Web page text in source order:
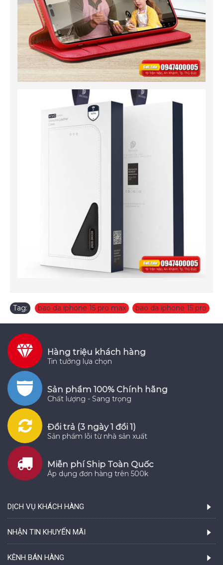
Tag: bao da iphone 15 pro max bao da iphone 15 pro
Hàng triệu khách hàng
Tin tưởng lựa chọn
Sản phẩm 100% Chính hãng
Chất lượng - Sang trọng
Đổi trả (3 ngày 1 đổi 1)
Sản phẩm lỗi từ nhà sản xuất
Miễn phí Ship Toàn Quốc
Áp dụng đơn hàng trên 500k
DỊCH VỤ KHÁCH HÀNG
NHẬN TIN KHUYẾN MÃI
KÊNH BÁN HÀNG